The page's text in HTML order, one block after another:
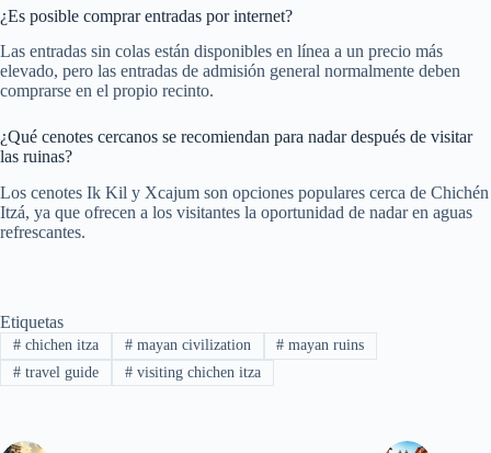
¿Es posible comprar entradas por internet?
Las entradas sin colas están disponibles en línea a un precio más
elevado, pero las entradas de admisión general normalmente deben
comprarse en el propio recinto.
¿Qué cenotes cercanos se recomiendan para nadar después de visitar
las ruinas?
Los cenotes Ik Kil y Xcajum son opciones populares cerca de Chichén
Itzá, ya que ofrecen a los visitantes la oportunidad de nadar en aguas
refrescantes.
Etiquetas
#chichen itza #mayan civilization # mayan ruins
#travel guide #visiting chichen itza